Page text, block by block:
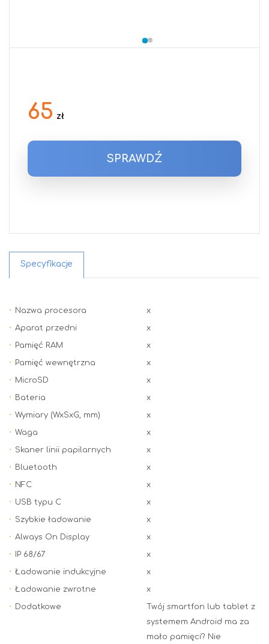
65 zł
SPRAWDŹ
Specyfikacje
Nazwa procesora x
Aparat przedni x
Pamięć RAM x
Pamięć wewnętrzna x
MicroSD x
Bateria x
Wymiary (WxSxG, mm) x
Waga x
Skaner linii papilarnych x
Bluetooth x
NFC x
USB typu C x
Szybkie ładowanie x
Always On Display x
IP 68/67 x
Ładowanie indukcyjne x
Ładowanie zwrotne x
Dodatkowe
Twój smartfon lub tablet z
systemem Android ma za
mało pamięci? Nie